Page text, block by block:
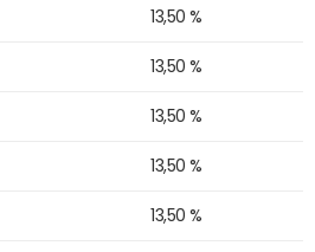
13,50 %
13,50 %
13,50 %
13,50 %
13,50 %